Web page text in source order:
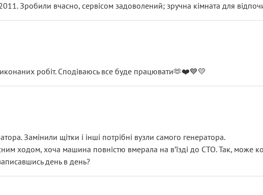
Зробили вчасно, сервісом задоволений; зручна кімната для
робіт. Сподіваюсь все буде працювати🫶❤️💙💛
Замінили щітки і інші потрібні вузли самого генератора.
ходом, хоча машина повністю вмерала на вʼїзді до СТО. Так, може
день в день?